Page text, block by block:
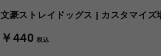
文豪ストレイドッグス | カスタマイ
￥440 税込